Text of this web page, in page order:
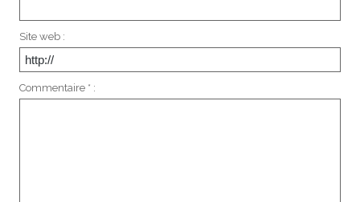
Site web :
Commentaire * :